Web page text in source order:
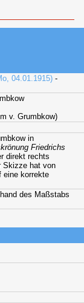
04.01.1915) -
v. Grumbkow)
in
Friedrichs
direkt rechts
Skizze hat von
eine korrekte
des Maßstabs